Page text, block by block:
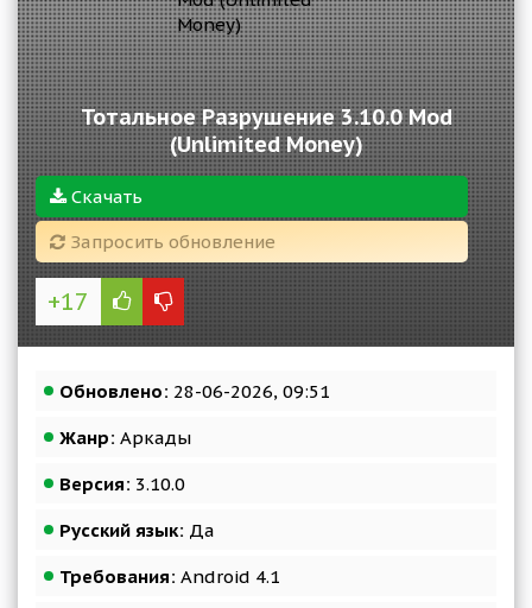
Тотальное Разрушение 3.10.0 Mod
(Unlimited Money)
Скачать
Запросить обновление
+17
Обновлено: 28-06-2026, 09:51
Жанр: Аркады
Версия: 3.10.0
Русский язык: Да
Требования: Android 4.1